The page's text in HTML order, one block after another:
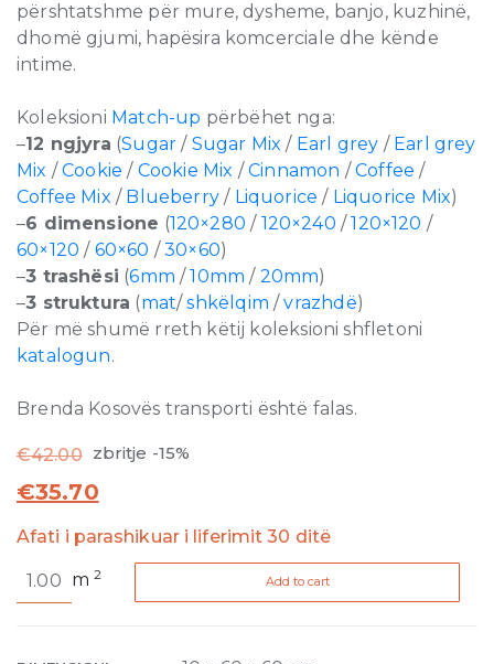
përshtatshme për mure, dysheme, banjo, kuzhinë,
dhomë gjumi, hapësira komcerciale dhe kënde
intime.
Koleksioni Match-up përbëhet nga:
–12 ngjyra (Sugar / Sugar Mix / Earl grey / Earl grey
Mix /Cookie/ Cookie Mix /Cinnamon /Coffee /
Coffee Mix / Blueberry/ Liquorice / Liquorice Mix)
–6 dimensione (120×280 / 120×240 /120×120 /
60×120/ 60×60 /30×60)
–3 trashësi (6mm /10mm/ 20mm)
–3 struktura (mat/shkëlqim/vrazhdë)
Për më shumë rreth këtij koleksioni shfletoni
katalogun.
Brenda Kosovës transporti është falas.
€42.00 zbritje -15%
€35.70
Afati i parashikuar i liferimit 30 ditë
Up
m2 Add to cart